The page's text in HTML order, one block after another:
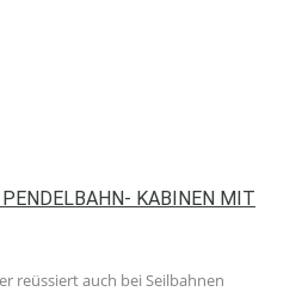
PENDELBAHN- KABINEN MIT
reüssiert auch bei Seilbahnen